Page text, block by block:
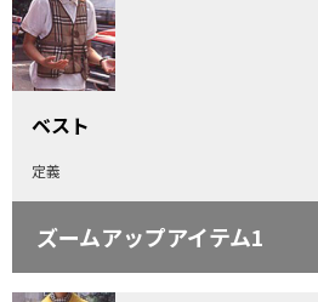
ベスト
定義
ズームアップアイテム1